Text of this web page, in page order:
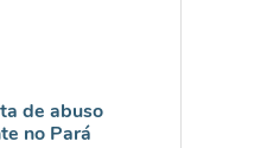
de abuso
no Pará